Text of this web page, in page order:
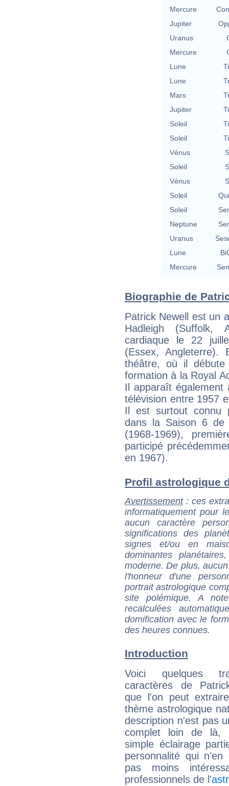
Mercure
Jupiter
Uranus
Mercure
Lune
Lune
Mars
Jupiter
Soleil
Soleil
Vénus
Soleil
Vénus
Soleil
Soleil
Neptune
Uranus
Lune
Mercure
Biographie de
Patrick Newell est un
Hadleigh (Suffolk,
cardiaque le 22
(Essex, Angleterre).
théâtre, où il
formation à la Royal
Il apparaît
télévision entre 1957
Il est surtout connu
dans la Saison 6 de
(1968-1969),
participé
en 1967).
Profil astrologique
Avertissement: ces
informatiquement pour
aucun caractère
significations des
signes et/ou en
dominantes
moderne. De plus,
l'honneur d'une
portrait astrologique
site polémique. A
recalculées
domification avec le
des heures connues.
Introduction
Voici quelques
caractères de
que l'on peut
thème astrologique
description n'est pas
complet loin de là,
simple éclairage
personnalité qui n'en
pas moins
professionnels de l'